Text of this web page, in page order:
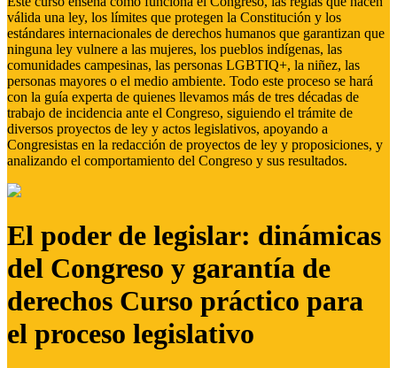
válida una ley, los límites que protegen la Constitución y los
estándares internacionales de derechos humanos que garantizan que
ninguna ley vulnere a las mujeres, los pueblos indígenas, las
comunidades campesinas, las personas LGBTIQ+, la niñez, las
personas mayores o el medio ambiente. Todo este proceso se hará
con la guía experta de quienes llevamos más de tres décadas de
trabajo de incidencia ante el Congreso, siguiendo el trámite de
diversos proyectos de ley y actos legislativos, apoyando a
Congresistas en la redacción de proyectos de ley y proposiciones, y
analizando el comportamiento del Congreso y sus resultados.
El poder de legislar: dinámicas
del Congreso y garantía de
derechos Curso práctico para
el proceso legislativo